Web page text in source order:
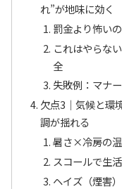
れ”が地味に効く
罰金より怖い
これはやらな
全
失敗例：マナ
欠点3｜気候と環
調が揺れる
暑さ×冷房の
スコールで生
ヘイズ（煙害